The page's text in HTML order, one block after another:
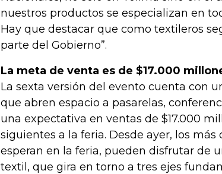
nuestros productos se especializan en
Hay que destacar que como textileros
parte del Gobierno”.
La meta de venta es de $17.000
La sexta versión del evento cuenta con
que abren espacio a pasarelas,
una expectativa en ventas de $17.000
siguientes a la feria. Desde ayer, los más
esperan en la feria, pueden disfrutar de
textil, que gira en torno a tres ejes